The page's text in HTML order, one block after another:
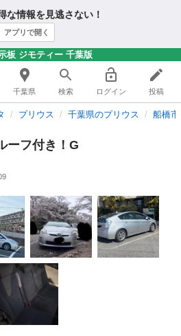
な情報を見逃さない！
アプリで開く
板 ジモティー 千葉版
千葉県 検索 ログイン 投稿
プリウス 千葉県のプリウス 船橋
ーフ付き！G